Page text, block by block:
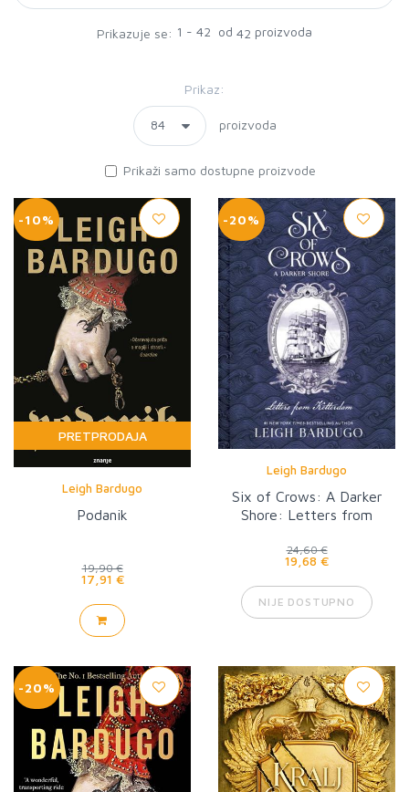
Prikazuje se: 1 - 42 od 42 proizvoda
Prikaz:
proizvoda
Prikaži samo dostupne proizvode
-10%
PRETPRODAJA
Leigh Bardugo
Podanik
19,90 €
17,91 €
-20%
Leigh Bardugo
Six of Crows: A Darker
Shore: Letters from
24,60 €
19,68 €
NIJE DOSTUPNO
-20%